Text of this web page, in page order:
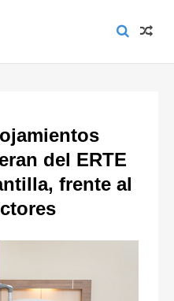
del ERTE
frente al